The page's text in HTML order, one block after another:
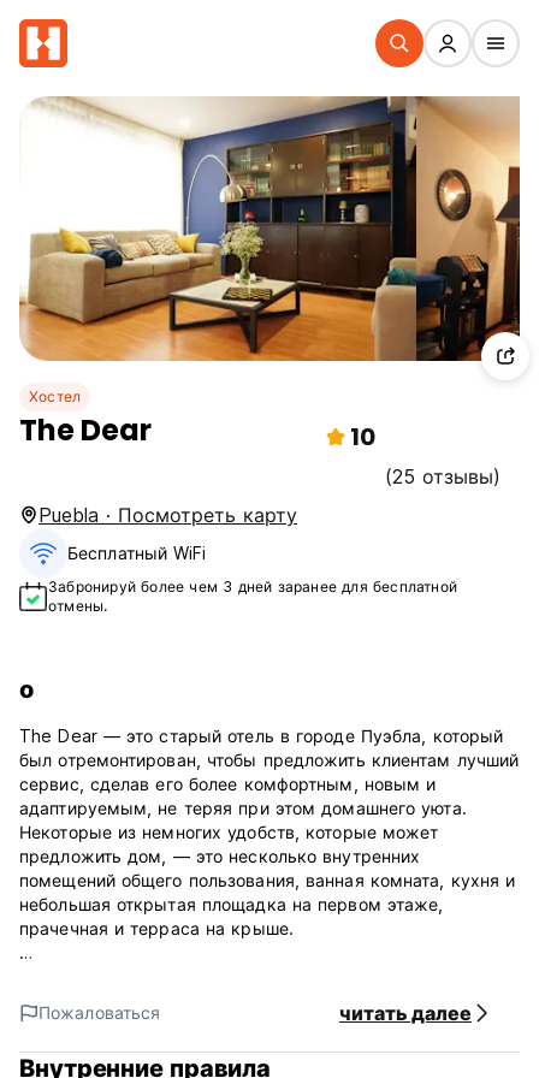
Хостел
The Dear 10
(25 отзывы)
Puebla · Посмотреть карту
Бесплатный WiFi
Забронируй более чем 3 дней заранее для бесплатной
отмены.
о
The Dear — это старый отель в городе Пуэбла, который
был отремонтирован, чтобы предложить клиентам лучший
сервис, сделав его более комфортным, новым и
адаптируемым, не теряя при этом домашнего уюта.
Некоторые из немногих удобств, которые может
предложить дом, — это несколько внутренних
помещений общего пользования, ванная комната, кухня и
небольшая открытая площадка на первом этаже,
прачечная и терраса на крыше.
нескольких кварталах от собора и прямо напротив
одного из самых важных парков в центре города. Это
одна из старейших частей города. Расположение
является ключевым моментом, так как большинство
Пожаловаться читать далее
Внутренние правила